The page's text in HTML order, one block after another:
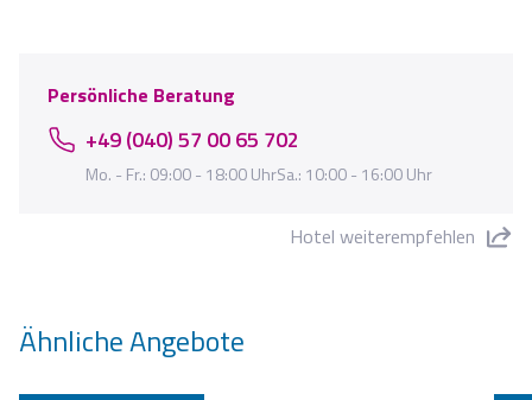
Persönliche Beratung
+49 (040) 57 00 65 702
Mo. - Fr.: 09:00 - 18:00 UhrSa.: 10:00 - 16:00 Uhr
Hotel weiterempfehlen
Ähnliche Angebote